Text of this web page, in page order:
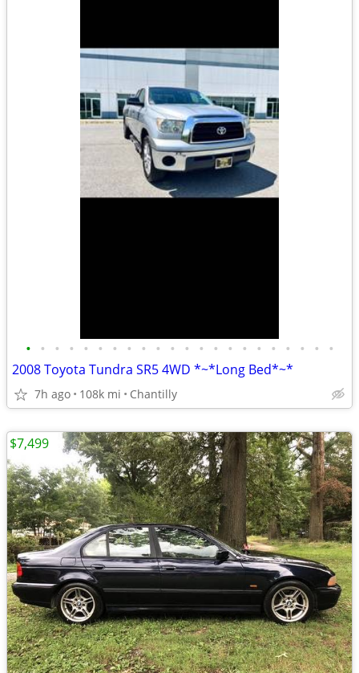
• • • • • • • • • • • • • • • • • • • • • •
2008 Toyota Tundra SR5 4WD *~*Long Bed*~*
7h ago 108k mi Chantilly
$7,499